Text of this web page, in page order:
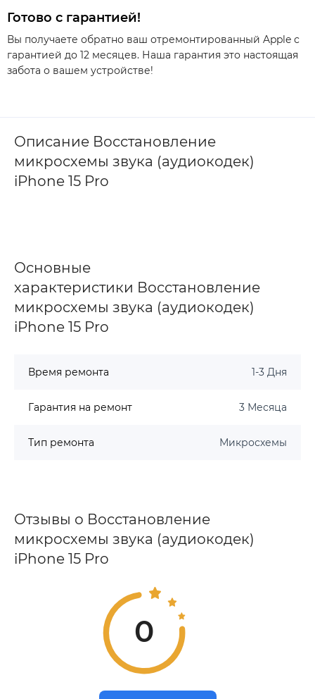
Готово с гарантией!
Вы получаете обратно ваш отремонтированный Apple с
гарантией до 12 месяцев. Наша гарантия это настоящая
забота о вашем устройстве!
Описание Восстановление
микросхемы звука (аудиокодек)
iPhone 15 Pro
Основные
характеристики Восстановление
микросхемы звука (аудиокодек)
iPhone 15 Pro
Время ремонта 1-3 Дня
Гарантия на ремонт 3 Месяца
Тип ремонта Микросхемы
Отзывы о Восстановление
микросхемы звука (аудиокодек)
iPhone 15 Pro
0